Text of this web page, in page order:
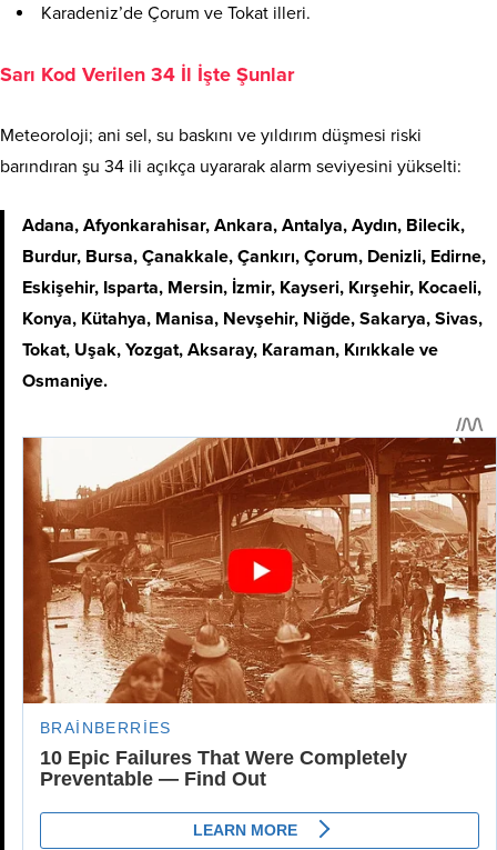
Karadeniz’de Çorum ve Tokat illeri.
Sarı Kod Verilen 34 İl İşte Şunlar
Meteoroloji; ani sel, su baskını ve yıldırım düşmesi riski
barındıran şu 34 ili açıkça uyararak alarm seviyesini yükselti:
Adana, Afyonkarahisar, Ankara, Antalya, Aydın, Bilecik,
Burdur, Bursa, Çanakkale, Çankırı, Çorum, Denizli, Edirne,
Eskişehir, Isparta, Mersin, İzmir, Kayseri, Kırşehir, Kocaeli,
Konya, Kütahya, Manisa, Nevşehir, Niğde, Sakarya, Sivas,
Tokat, Uşak, Yozgat, Aksaray, Karaman, Kırıkkale ve
Osmaniye.